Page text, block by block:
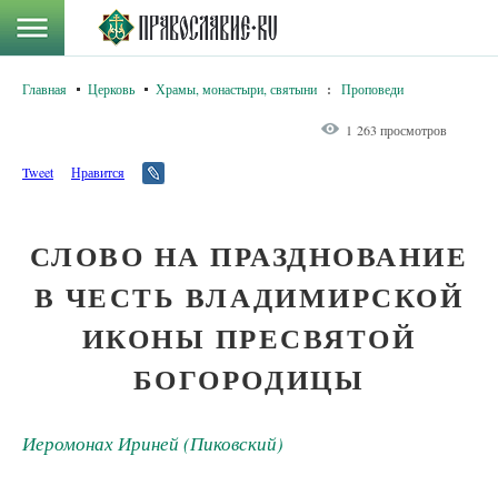
Главная Церковь Храмы, монастыри, святыни : Проповеди
1 263 просмотров
Tweet Нравится
СЛОВО НА ПРАЗДНОВАНИЕ
В ЧЕСТЬ ВЛАДИМИРСКОЙ
ИКОНЫ ПРЕСВЯТОЙ
БОГОРОДИЦЫ
Иеромонах Ириней (Пиковский)